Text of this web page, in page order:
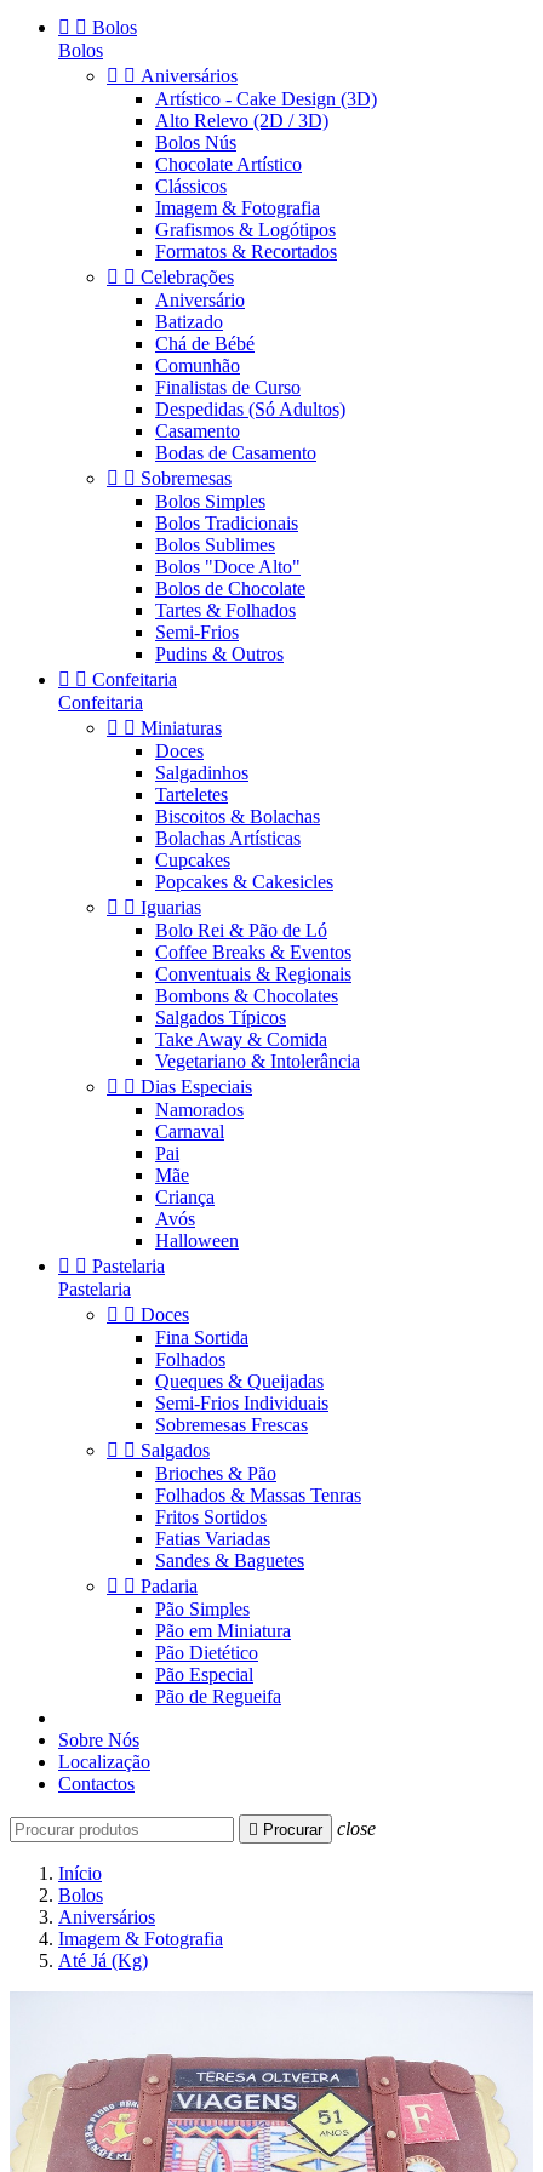
  Bolos
Bolos
  Aniversários
Artístico - Cake Design (3D)
Alto Relevo (2D / 3D)
Bolos Nús
Chocolate Artístico
Clássicos
Imagem & Fotografia
Grafismos & Logótipos
Formatos & Recortados
  Celebrações
Aniversário
Batizado
Chá de Bébé
Comunhão
Finalistas de Curso
Despedidas (Só Adultos)
Casamento
Bodas de Casamento
  Sobremesas
Bolos Simples
Bolos Tradicionais
Bolos Sublimes
Bolos "Doce Alto"
Bolos de Chocolate
Tartes & Folhados
Semi-Frios
Pudins & Outros
  Confeitaria
Confeitaria
  Miniaturas
Doces
Salgadinhos
Tarteletes
Biscoitos & Bolachas
Bolachas Artísticas
Cupcakes
Popcakes & Cakesicles
  Iguarias
Bolo Rei & Pão de Ló
Coffee Breaks & Eventos
Conventuais & Regionais
Bombons & Chocolates
Salgados Típicos
Take Away & Comida
Vegetariano & Intolerância
  Dias Especiais
Namorados
Carnaval
Pai
Mãe
Criança
Avós
Halloween
  Pastelaria
Pastelaria
  Doces
Fina Sortida
Folhados
Queques & Queijadas
Semi-Frios Individuais
Sobremesas Frescas
  Salgados
Brioches & Pão
Folhados & Massas Tenras
Fritos Sortidos
Fatias Variadas
Sandes & Baguetes
  Padaria
Pão Simples
Pão em Miniatura
Pão Dietético
Pão Especial
Pão de Regueifa
Sobre Nós
Localização
Contactos
 Procurar close
Início
Bolos
Aniversários
Imagem & Fotografia
Até Já (Kg)